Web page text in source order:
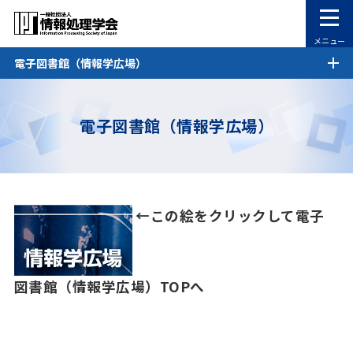
メニュー
電子図書館（情報学広場）
電子図書館（情報学広場）
←この絵をクリックして電子
図書館（情報学広場）TOPへ